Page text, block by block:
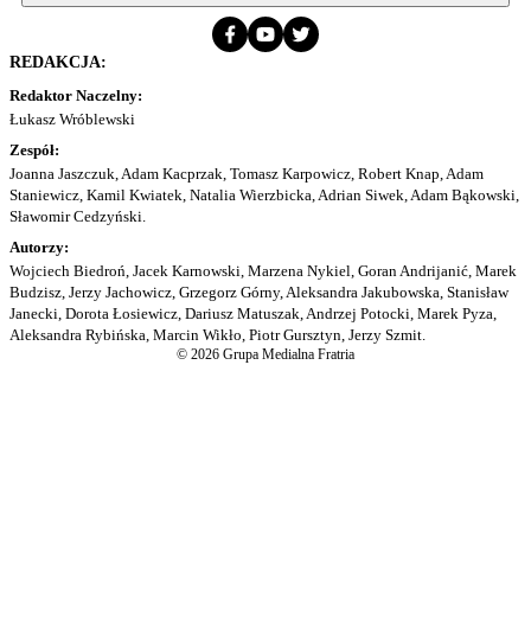
REDAKCJA:
Redaktor Naczelny:
Łukasz Wróblewski
Zespół:
Joanna Jaszczuk, Adam Kacprzak, Tomasz Karpowicz, Robert Knap, Adam
Staniewicz, Kamil Kwiatek, Natalia Wierzbicka, Adrian Siwek, Adam Bąkowski,
Sławomir Cedzyński.
Autorzy:
Wojciech Biedroń, Jacek Karnowski, Marzena Nykiel, Goran Andrijanić, Marek
Budzisz, Jerzy Jachowicz, Grzegorz Górny, Aleksandra Jakubowska, Stanisław
Janecki, Dorota Łosiewicz, Dariusz Matuszak, Andrzej Potocki, Marek Pyza,
Aleksandra Rybińska, Marcin Wikło, Piotr Gursztyn, Jerzy Szmit.
© 2026 Grupa Medialna Fratria